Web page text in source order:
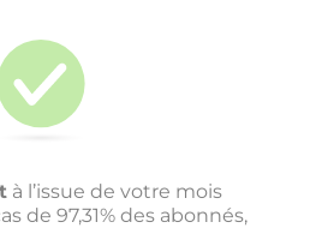
à l’issue de votre mois
de 97,31% des abonnés,